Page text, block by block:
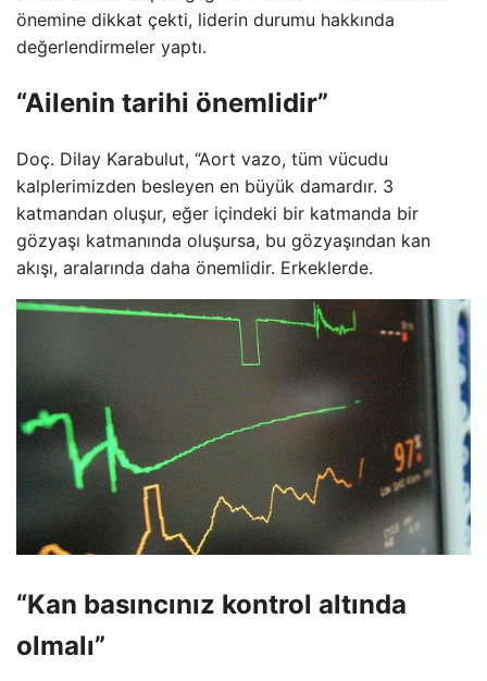
önemine dikkat çekti, liderin durumu hakkında
değerlendirmeler yaptı.
“Ailenin tarihi önemlidir”
Doç. Dilay Karabulut, “Aort vazo, tüm vücudu
kalplerimizden besleyen en büyük damardır. 3
katmandan oluşur, eğer içindeki bir katmanda bir
gözyaşı katmanında oluşursa, bu gözyaşından kan
akışı, aralarında daha önemlidir. Erkeklerde.
“Kan basıncınız kontrol altında
olmalı”